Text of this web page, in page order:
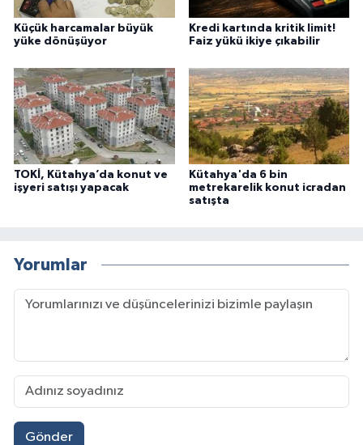
Küçük harcamalar büyük
yüke dönüşüyor
Kredi kartında kritik limit!
Faiz yükü ikiye çıkabilir
TOKİ, Kütahya’da konut ve
işyeri satışı yapacak
Kütahya'da 6 bin
metrekarelik konut icradan
satışta
Yorumlar
Gönder